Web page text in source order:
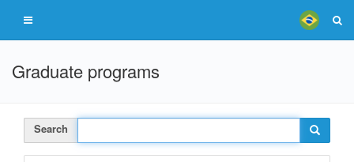
Graduate programs
Search